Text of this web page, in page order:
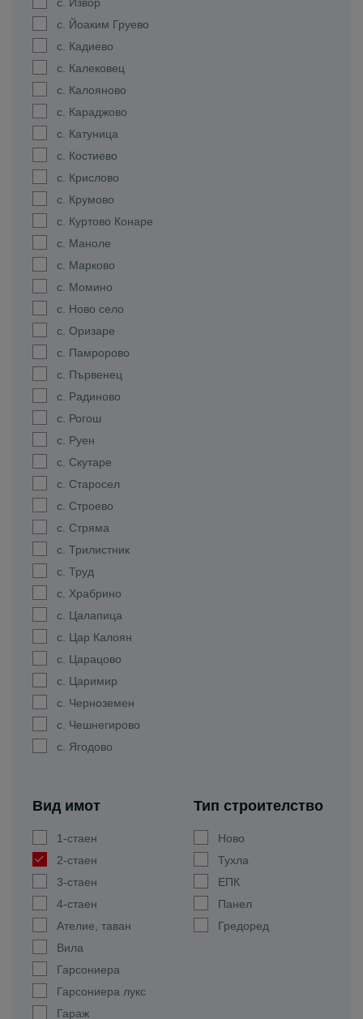
с. Йоаким Груево
с. Кадиево
с. Калековец
с. Калояново
с. Караджово
с. Катуница
с. Костиево
с. Крислово
с. Крумово
с. Куртово Конаре
с. Маноле
с. Марково
с. Момино
с. Ново село
с. Оризаре
с. Памророво
с. Първенец
с. Радиново
с. Рогош
с. Руен
с. Скутаре
с. Старосел
с. Строево
с. Стряма
с. Трилистник
с. Труд
с. Храбрино
с. Цалапица
с. Цар Калоян
с. Царацово
с. Царимир
с. Черноземен
с. Чешнегирово
с. Ягодово
Вид имот
1-стаен
2-стаен
3-стаен
4-стаен
Ателие, таван
Вила
Гарсониера
Гарсониера лукс
Гараж
Тип строителство
Ново
Тухла
ЕПК
Панел
Гредоред